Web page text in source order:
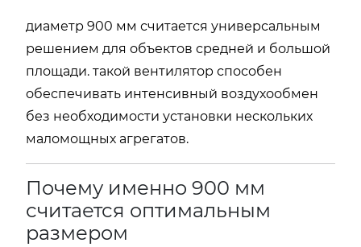
диаметр 900 мм считается универсальным
решением для объектов средней и большой
площади. такой вентилятор способен
обеспечивать интенсивный воздухообмен
без необходимости установки нескольких
маломощных агрегатов.
Почему именно 900 мм
считается оптимальным
размером